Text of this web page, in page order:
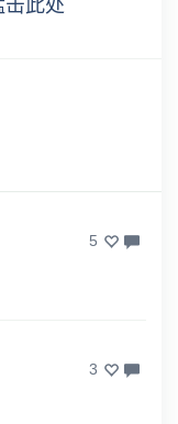
击此处
5
3